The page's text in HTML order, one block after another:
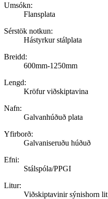
Umsókn:
Flansplata
Sérstök notkun:
Hástyrkur stálplata
Breidd:
600mm-1250mm
Lengd:
Kröfur viðskiptavina
Nafn:
Galvanhúðuð plata
Yfirborð:
Galvaniseruðu húðuð
Efni:
Stálspóla/PPGI
Litur:
Viðskiptavinir sýnishorn lit